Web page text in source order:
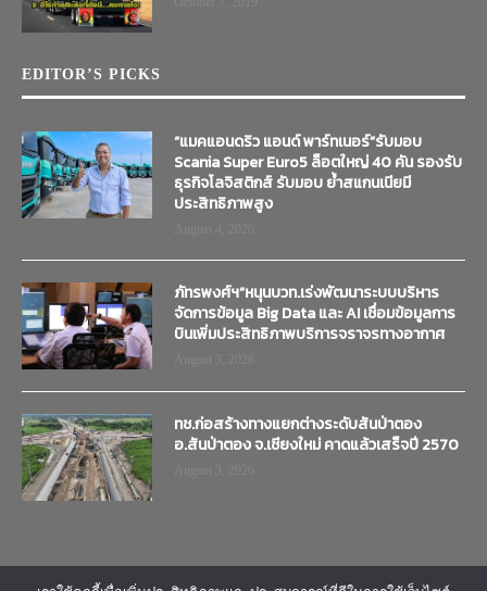
EDITOR’S PICKS
“แมคแอนดริว แอนด์ พาร์ทเนอร์”รับมอบ
Scania Super Euro5 ล็อตใหญ่ 40 คัน รองรับ
ธุรกิจโลจิสติกส์ รับมอบ ย้ำสแกนเนียมี
ประสิทธิภาพสูง
ภัทรพงศ์ฯ”หนุนบวท.เร่งพัฒนาระบบบริหาร
จัดการข้อมูล Big Data และ AI เชื่อมข้อมูลการ
บินเพิ่มประสิทธิภาพบริการจราจรทางอากาศ
ทช.ก่อสร้างทางแยกต่างระดับสันป่าตอง
อ.สันป่าตอง จ.เชียงใหม่ คาดแล้วเสร็จปี 2570